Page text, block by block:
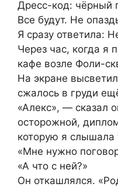
Дресс-код: чёрный
Все будут. Не
Я сразу ответила:
Через час, когда я
кафе возле Фоли-
На экране
сжалось в груди
«Алекс», — сказал
осторожной,
которую я слышала
«Мне нужно
«А что с ней?»
Он откашлялся.